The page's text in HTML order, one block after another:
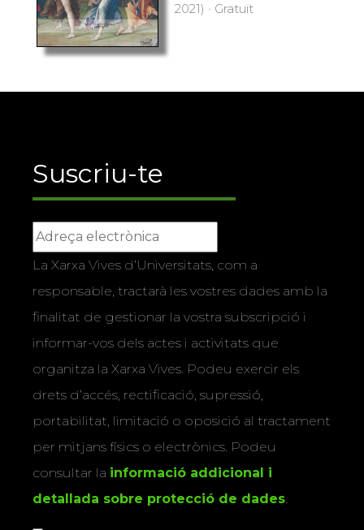
2021) · Gratuït
Suscriu-te
La Xarxa Vives d’Universitats, com a
responsable, tractarà les vostres dades amb la
finalitat de gestionar la vostra subscripció i
informar-vos dels actes i activitats que
organitza la Xarxa Vives. Podeu exercir els
drets d’accés, rectificació, supressió,
portabilitat, limitació o oposició al tractament
per mitjans físics o electrònics. Podeu
consultar la informació addicional i
detallada sobre protecció de dades.